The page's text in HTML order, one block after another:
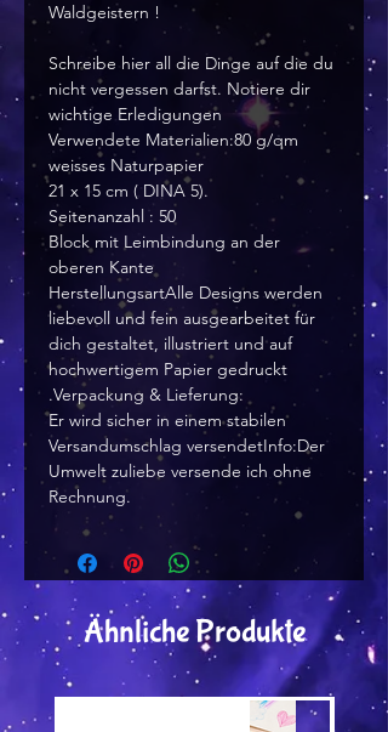
Waldgeistern !
Schreibe hier all die Dinge auf die du
nicht vergessen darfst. Notiere dir
wichtige Erledigungen
Verwendete Materialien:80 g/qm
weisses Naturpapier
21 x 15 cm ( DINA 5).
Seitenanzahl : 50
Block mit Leimbindung an der
oberen Kante
HerstellungsartAlle Designs werden
liebevoll und fein ausgearbeitet für
dich gestaltet, illustriert und auf
hochwertigem Papier gedruckt
.Verpackung & Lieferung:
Er wird sicher in einem stabilen
Versandumschlag versendetInfo:Der
Umwelt zuliebe versende ich ohne
Rechnung.
Ähnliche Produkte